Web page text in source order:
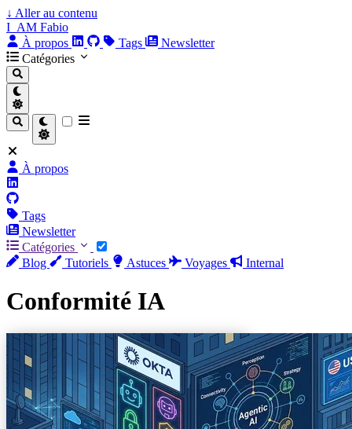
↓ Aller au contenu
I_AM Fabio
À propos
Tags
Newsletter
Catégories
À propos
Tags
Newsletter
Catégories
Blog
Tutoriels Astuces Voyages Internal
Conformité IA